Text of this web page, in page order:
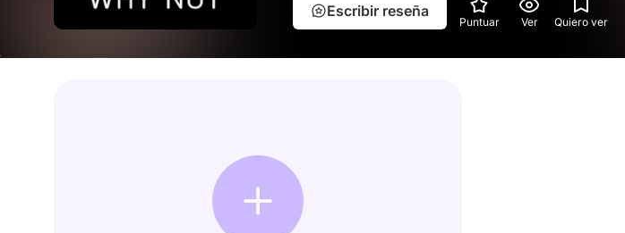
Escribir reseña
Puntuar Ver Quiero ver